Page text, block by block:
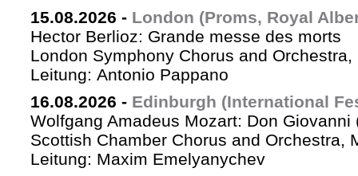
15.08.2026 - London (Proms, Royal
Hector Berlioz: Grande messe des morts
London Symphony Chorus and
Leitung: Antonio Pappano
16.08.2026 - Edinburgh (International
Wolfgang Amadeus Mozart: Don Giovanni
Scottish Chamber Chorus and Orchestra,
Leitung: Maxim Emelyanychev